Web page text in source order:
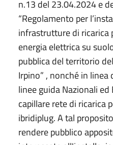
n.13 del 23.04.2024 e
“Regolamento per
infrastrutture di ricarica
energia elettrica su
pubblica del territorio
Irpino” , nonché in
linee guida Nazionali
capillare rete di ricarica
ibridiplug. A tal
rendere pubblico